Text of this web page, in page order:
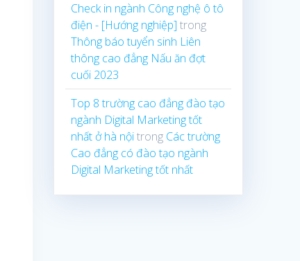
Check in ngành Công nghệ ô tô
điện - [Hướng nghiệp] trong
Thông báo tuyển sinh Liên
thông cao đẳng Nấu ăn đợt
cuối 2023
Top 8 trường cao đẳng đào tạo
ngành Digital Marketing tốt
nhất ở hà nộitrong Các trường
Cao đẳng có đào tạo ngành
Digital Marketing tốt nhất